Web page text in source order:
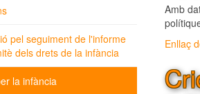
Amb
Enllaç
pel seguiment de l'informe
dels drets de la infància
la infància